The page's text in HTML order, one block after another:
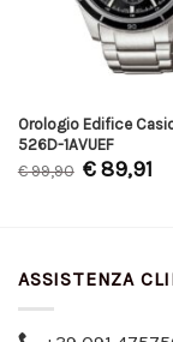
Orologio Edifice
526D-1AVUEF
€99,90 €89,91
ASSISTENZA